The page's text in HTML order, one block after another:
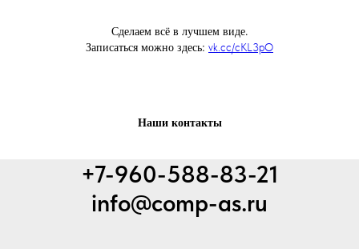
Сделаем всё в лучшем виде.
Записаться можно здесь: vk.cc/cKL3pO
Наши контакты
+7-960-588-83-21
info@comp-as.ru